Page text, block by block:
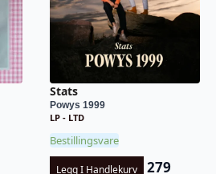
Stats
Powys 1999
LP - LTD
Bestillingsvare
Legg I Handlekurv 279